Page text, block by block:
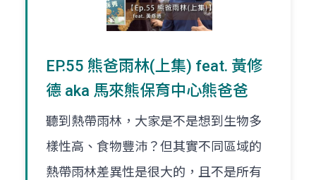
EP.55 熊爸雨林(上集) feat. 黃修
德 aka 馬來熊保育中心熊爸爸
聽到熱帶雨林，大家是不是想到生物多
樣性高、食物豐沛？但其實不同區域的
熱帶雨林差異性是很大的，且不是所有